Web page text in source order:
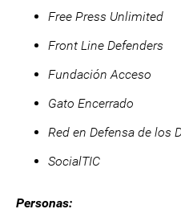
Free Press Unlimited
Front Line Defenders
Fundación Acceso
Gato Encerrado
Red en Defensa de los
SocialTIC
Personas: